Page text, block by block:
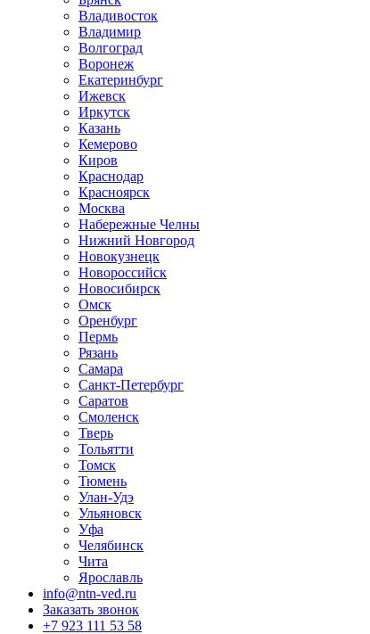
Владивосток
Владимир
Волгоград
Воронеж
Екатеринбург
Ижевск
Иркутск
Казань
Кемерово
Киров
Краснодар
Красноярск
Москва
Набережные Челны
Нижний Новгород
Новокузнецк
Новороссийск
Новосибирск
Омск
Оренбург
Пермь
Рязань
Самара
Санкт-Петербург
Саратов
Смоленск
Тверь
Тольятти
Томск
Тюмень
Улан-Удэ
Ульяновск
Уфа
Челябинск
Чита
Ярославль
info@ntn-ved.ru
Заказать звонок
+7 923 111 53 58